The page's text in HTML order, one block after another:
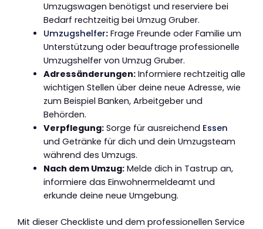
Umzugswagen benötigst und reserviere bei
Bedarf rechtzeitig bei Umzug Gruber.
Umzugshelfer:Frage Freunde oder Familie um
Unterstützung oder beauftrage professionelle
Umzugshelfer von Umzug Gruber.
Adressänderungen:Informiere rechtzeitig alle
wichtigen Stellen über deine neue Adresse, wie
zum Beispiel Banken, Arbeitgeber und
Behörden.
Verpflegung:Sorge für ausreichend Essen
und Getränke für dich und dein Umzugsteam
während des Umzugs.
Nach dem Umzug:Melde dich in Tastrup an,
informiere das Einwohnermeldeamt und
erkunde deine neue Umgebung.
Mit dieser Checkliste und dem professionellen Service